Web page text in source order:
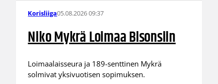
Korisliiga05.08.2026 09:37
Niko Mykrä Loimaa Bisonsiin
Loimaalaisseura ja 189-senttinen Mykrä
solmivat yksivuotisen sopimuksen.